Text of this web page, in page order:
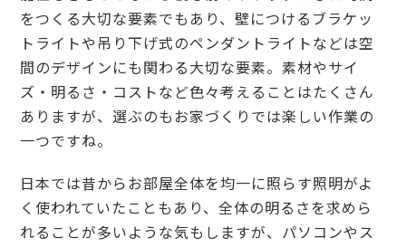
をつくる大切な要素でもあり、壁につけるブラケッ
トライトや吊り下げ式のペンダントライトなどは空
間のデザインにも関わる大切な要素。素材やサイ
ズ・明るさ・コストなど色々考えることはたくさん
ありますが、選ぶのもお家づくりでは楽しい作業の
一つですね。
日本では昔からお部屋全体を均一に照らす照明がよ
く使われていたこともあり、全体の明るさを求めら
れることが多いような気もしますが、パソコンやス